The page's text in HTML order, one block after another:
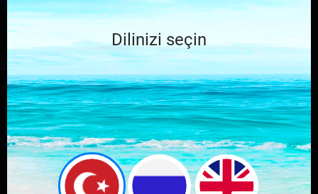
Скачай мобильное
приложение
любимого города
Dilinizi seçin